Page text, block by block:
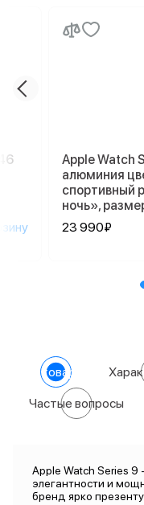
Apple Watch
алюминия
спортивный
ночь»,
23 990₽
О товаре
Частые вопросы
Apple Watch Series 9
элегантности и
бренд ярко